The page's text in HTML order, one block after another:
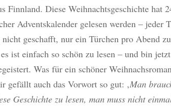
Finnland. Diese Weihnachtsgeschichte hat
Adventskalender gelesen werden – jeder
nicht geschafft, nur ein Türchen pro Abend
ist einfach so schön zu lesen – und bin
Was für ein schöner
gefällt auch das Vorwort so gut: ‚Man
Geschichte zu lesen, man muss nicht